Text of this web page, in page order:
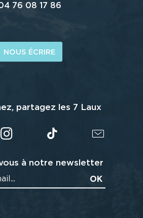
76 08 17 86
NOUS ÉCRIRE
partagez les 7 Laux
à notre newsletter